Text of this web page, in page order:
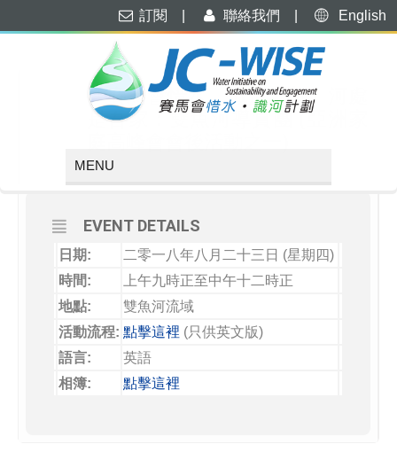
訂閱 聯絡我們 English
AUGUST, 2018
「賽馬會惜水．識河計劃」河處
是吾家：雙魚河導賞團 (亞洲家
EVENT DETAILS
日期:
二零一八年八月二十三日 (星期四)
時間:
上午九時正至中午十二時正
地點:
雙魚河流域
活動流程: 點擊這裡 (只供英文版)
語言:
英語
相簿:
點擊這裡